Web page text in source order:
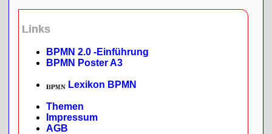
Links
BPMN 2.0 -Einführung
BPMN Poster A3
Lexikon BPMN
Themen
Impressum
AGB